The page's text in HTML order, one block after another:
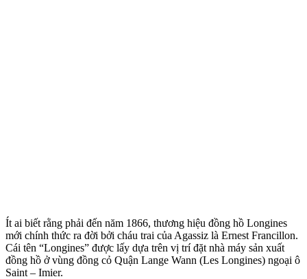
Ít ai biết rằng phải đến năm 1866, thương hiệu đồng hồ Longines
mới chính thức ra đời bởi cháu trai của Agassiz là Ernest Francillon.
Cái tên “Longines” được lấy dựa trên vị trí đặt nhà máy sản xuất
đồng hồ ở vùng đồng cỏ Quận Lange Wann (Les Longines) ngoại ô
Saint – Imier.